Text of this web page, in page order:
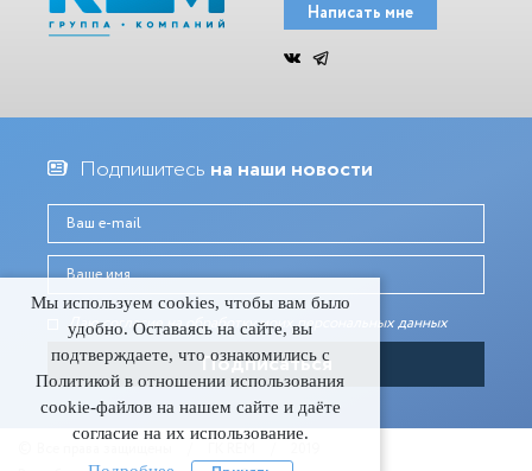
Написать мне
Подпишитесь на наши новости
Даю согласие на обработку моих персональных данныx
Мы используем cookies, чтобы вам было
удобно. Оставаясь на сайте, вы
подтверждаете, что ознакомились с
Политикой в отношении использования
cookie-файлов на нашем сайте и даёте
согласие на их использование.